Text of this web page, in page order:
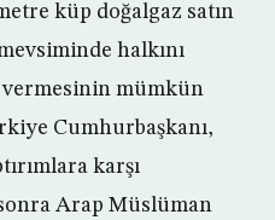
küp doğalgaz satın
halkını
mümkün
Cumhurbaşkanı,
karşı
Arap Müslüman